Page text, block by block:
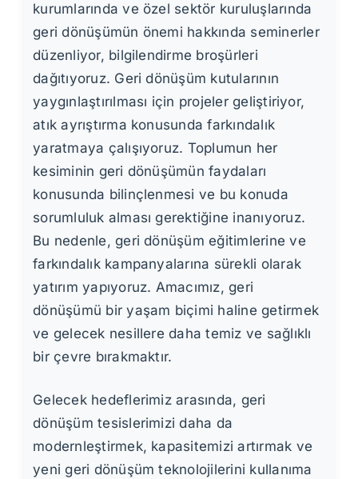
kurumlarında ve özel sektör kuruluşlarında
geri dönüşümün önemi hakkında seminerler
düzenliyor, bilgilendirme broşürleri
dağıtıyoruz. Geri dönüşüm kutularının
yaygınlaştırılması için projeler geliştiriyor,
atık ayrıştırma konusunda farkındalık
yaratmaya çalışıyoruz. Toplumun her
kesiminin geri dönüşümün faydaları
konusunda bilinçlenmesi ve bu konuda
sorumluluk alması gerektiğine inanıyoruz.
Bu nedenle, geri dönüşüm eğitimlerine ve
farkındalık kampanyalarına sürekli olarak
yatırım yapıyoruz. Amacımız, geri
dönüşümü bir yaşam biçimi haline getirmek
ve gelecek nesillere daha temiz ve sağlıklı
bir çevre bırakmaktır.
Gelecek hedeflerimiz arasında, geri
dönüşüm tesislerimizi daha da
modernleştirmek, kapasitemizi artırmak ve
yeni geri dönüşüm teknolojilerini kullanıma